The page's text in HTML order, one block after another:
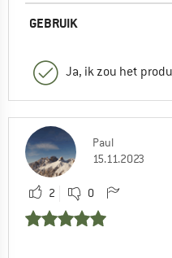
GEBRUIK
Ja, ik zou het
Paul
15.11.2023
2 0